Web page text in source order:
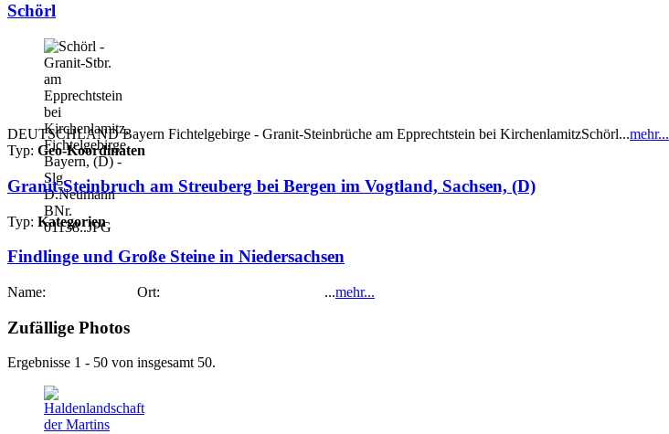
Schörl
DEUTSCHLAND Bayern Fichtelgebirge - Granit-Steinbrüche am Epprechtstein bei KirchenlamitzSchörl...mehr...
Typ: Geo-Koordinaten
Granit-Steinbruch am Streuberg bei Bergen im Vogtland, Sachsen, (D)
Typ: Kategorien
Findlinge und Große Steine in Niedersachsen
Name: Ort: ...mehr...
Zufällige Photos
Ergebnisse 1 - 50 von insgesamt 50.